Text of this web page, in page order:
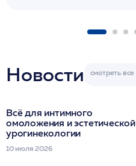
Новости
Всё для интимного
омоложения и эстетической
урогинекологии
10 июля 2026